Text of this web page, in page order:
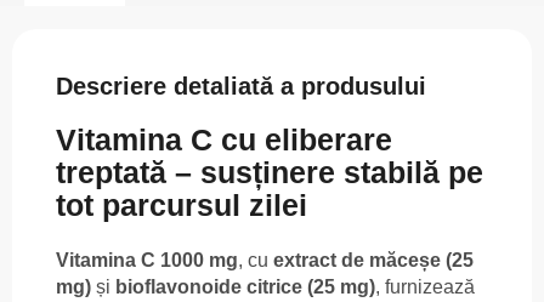
Descriere detaliată a produsului
Vitamina C cu eliberare
treptată – susținere stabilă pe
tot parcursul zilei
Vitamina C 1000 mg, cu extract de măceșe (25
mg) și bioflavonoide citrice (25 mg), furnizează